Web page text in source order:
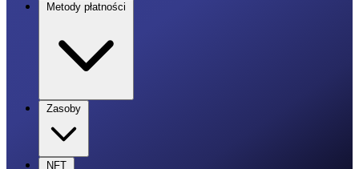
Metody płatności
Zasoby
NFT